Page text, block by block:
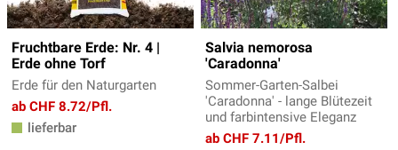
Fruchtbare Erde: Nr. 4 |
Erde ohne Torf
Erde für den Naturgarten
ab CHF 8.72/Pfl.
lieferbar
Salvia nemorosa
'Caradonna'
Sommer-Garten-Salbei
'Caradonna' - lange Blütezeit
und farbintensive Eleganz
ab CHF 7.11/Pfl.